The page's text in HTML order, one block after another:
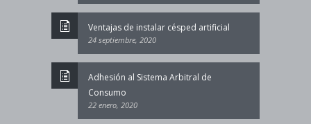
Ventajas de instalar césped artificial
24 septiembre, 2020
Adhesión al Sistema Arbitral de
Consumo
22 enero, 2020